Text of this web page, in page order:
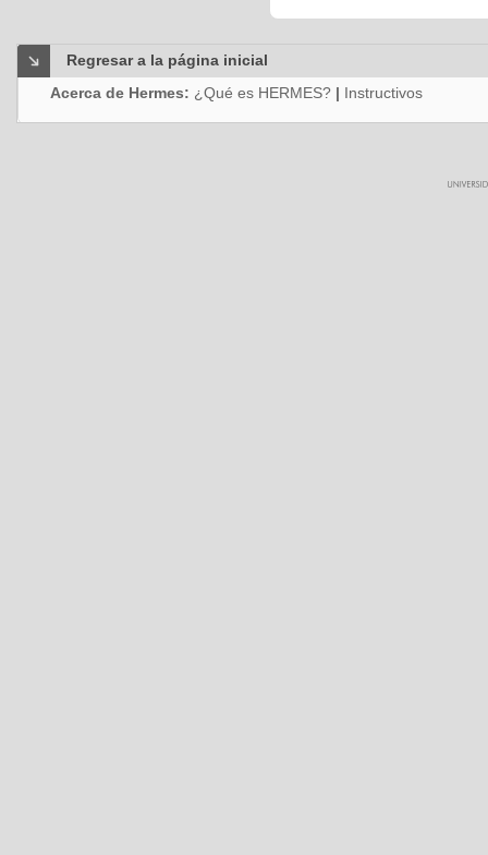
Regresar a la página inicial
Acerca de Hermes: ¿Qué es HERMES? | Instructivos